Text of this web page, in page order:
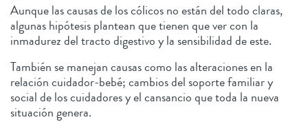
Aunque las causas de los cólicos no están del todo claras,
algunas hipótesis plantean que tienen que ver con la
inmadurez del tracto digestivo y la sensibilidad de este.
También se manejan causas como las alteraciones en la
relación cuidador-bebé; cambios del soporte familiar y
social de los cuidadores y el cansancio que toda la nueva
situación genera.